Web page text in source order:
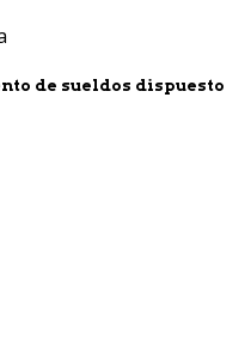
de sueldos dispuesto